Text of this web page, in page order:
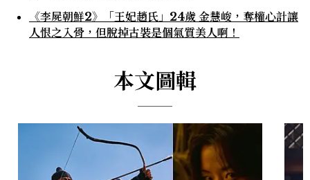
《李屍朝鮮2》「王妃趙氏」24歲 金慧峻，奪權心計讓
人恨之入骨，但脫掉古裝是個氣質美人啊！
本文圖輯